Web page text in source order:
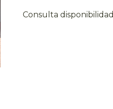
Consulta disponibilidad